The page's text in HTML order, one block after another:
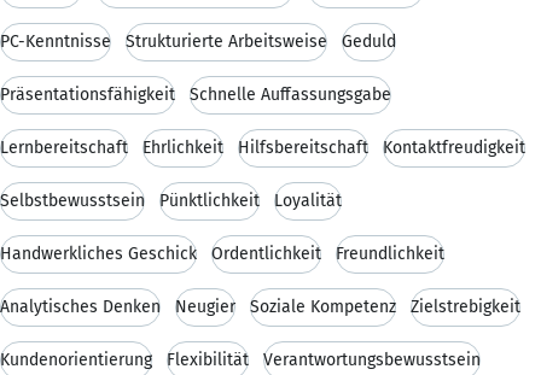
PC-Kenntnisse Strukturierte Arbeitsweise Geduld
Präsentationsfähigkeit Schnelle Auffassungsgabe
Lernbereitschaft Ehrlichkeit Hilfsbereitschaft Kontaktfreudigkeit
Selbstbewusstsein Pünktlichkeit Loyalität
Handwerkliches Geschick Ordentlichkeit Freundlichkeit
Analytisches Denken Neugier Soziale Kompetenz Zielstrebigkeit
Kundenorientierung Flexibilität Verantwortungsbewusstsein